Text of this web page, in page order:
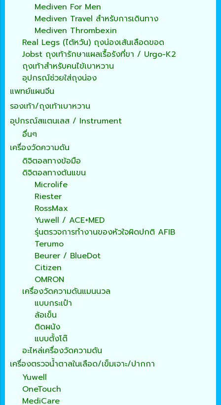
Mediven For Men
Mediven Travel สำหรับการเดินทาง
Mediven Thrombexin
Real Legs (ไต้หวัน) ถุงน่องเส้นเลือดขอด
Jobst ถุงเท้ารักษาแผลเรื้อรังที่ขา / Urgo-K2
ถุงเท้าสำหรับคนไข้เบาหวาน
อุปกรณ์ช่วยใส่ถุงน่อง
แพทย์แผนจีน
รองเท้า/ถุงเท้าเบาหวาน
อุปกรณ์สแตนเลส / Instrument
อื่นๆ
เครื่องวัดความดัน
ดิจิตอลทางข้อมือ
ดิจิตอลทางต้นแขน
Microlife
Riester
RossMax
Yuwell / ACE+MED
รุ่นตรวจการทำงานของหัวใจผิดปกติ AFIB
Terumo
Beurer / BlueDot
Citizen
OMRON
เครื่องวัดความดันแมนนวล
แบบกระเป๋า
ล้อเข็น
ติดผนัง
แบบตั้งโต๊
อะไหล่เครื่องวัดความดัน
เครื่องตรวจน้ำตาลในเลือด/เข็มเจาะ/ปากกา
Yuwell
OneTouch
MediCare